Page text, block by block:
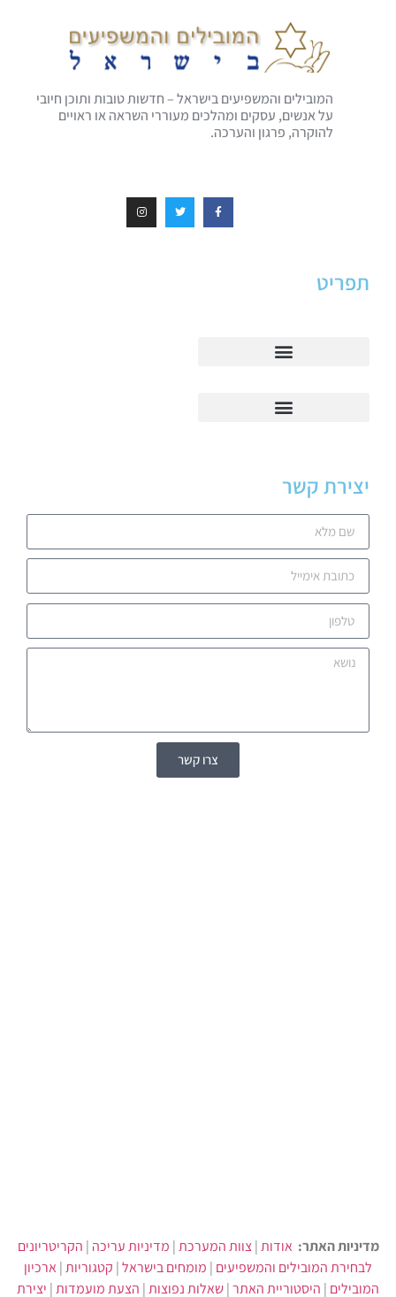
המובילים והמשפיעים בישראל – חדשות טובות ותוכן חיובי
על אנשים, עסקים ומהלכים מעוררי השראה או ראויים
להוקרה, פרגון והערכה.
תפריט
יצירת קשר
צרו קשר
מדיניות האתר: אודות|צוות המערכת| מדיניות עריכה | הקריטריונים
לבחירת המובילים והמשפיעים | מומחים בישראל| קטגוריות| ארכיון
המובילים | היסטוריית האתר|שאלות נפוצות| הצעת מועמדות| יצירת